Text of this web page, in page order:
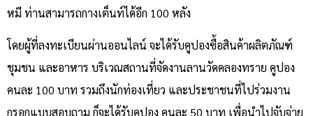
หมี ท่านสามารถกางเต็นท์ได้อีก 100 หลัง
โดยผู้ที่ลงทะเบียนผ่านออนไลน์ จะได้รับคูปองซื้อสินค้าผลิตภัณฑ์
ชุมชน และอาหาร บริเวณสถานที่จัดงานลานวัดคลองทราย คูปอง
คนละ 100 บาท รวมถึงนักท่องเที่ยว และประชาชนที่ไปร่วมงาน
กรอกแบบสอบถาม ก็จะได้รับคูปอง คนละ 50 บาท เพื่อนำไปจับจ่าย